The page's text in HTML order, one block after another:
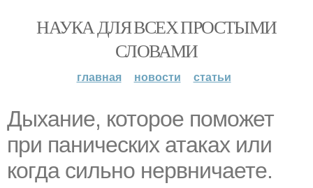
НАУКА ДЛЯ ВСЕХ ПРОСТЫМИ
СЛОВАМИ
главная новости статьи
Дыхание, которое поможет
при панических атаках или
кoгдa сильно нервничаете.